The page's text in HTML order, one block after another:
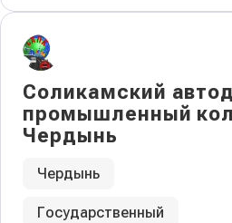
Соликамский
промышленный
Чердынь
Чердынь
Государственный